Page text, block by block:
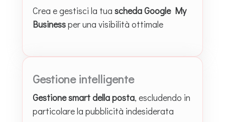
Crea e gestisci la tua scheda Google My
Businessper una visibilità ottimale
Gestione intelligente
Gestione smart della posta, escludendo in
particolare la pubblicità indesiderata